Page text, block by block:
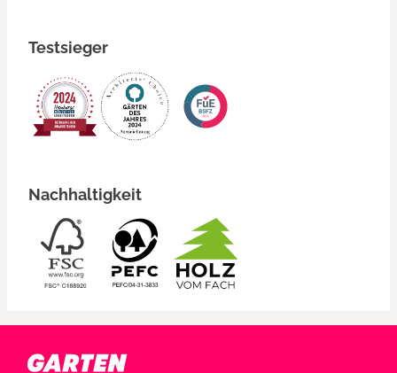
Testsieger
Nachhaltigkeit